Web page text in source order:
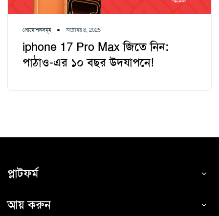
প্রোমোশনসমূহ অক্টোবর 8, 2025
iphone 17 Pro Max জিতে নিন:
পাঠাও-এর ১০ বছর উদযাপনে!
প্লাটফর্ম
আয় করুন